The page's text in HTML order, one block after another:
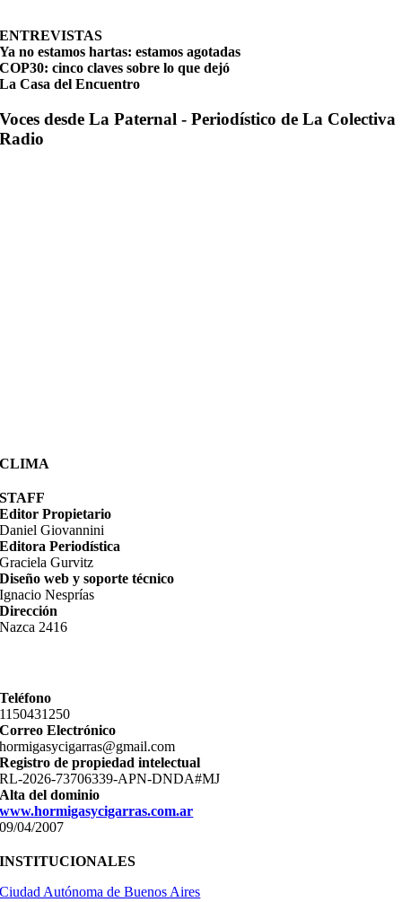
ENTREVISTAS
Ya no estamos hartas: estamos agotadas
COP30: cinco claves sobre lo que dejó
La Casa del Encuentro
Voces desde La Paternal - Periodístico de La Colectiva
Radio
CLIMA
STAFF
Editor Propietario
Daniel Giovannini
Editora Periodística
Graciela Gurvitz
Diseño web y soporte técnico
Ignacio Nesprías
Dirección
Nazca 2416
Teléfono
11­50431250
Correo Electrónico
hormigasycigarras@gmail.com
Registro de propiedad intelectual
RL-2026-73706339-APN-DNDA#MJ
Alta del dominio
www.hormigasycigarras.com.ar
09/04/2007
INSTITUCIONALES
Ciudad Autónoma de Buenos Aires